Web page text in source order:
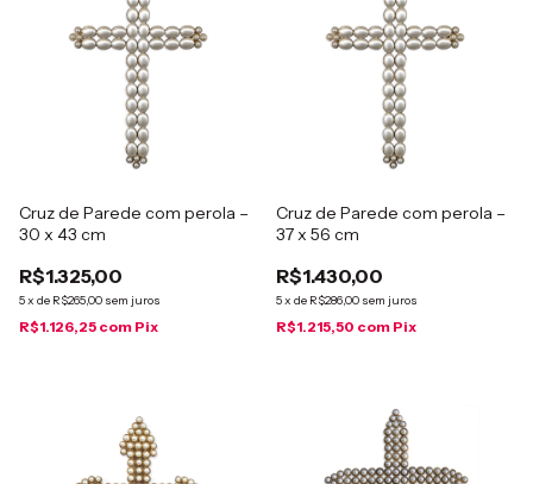
Cruz de Parede com perola –
30 x 43 cm
R$1.325,00
5x de R$265,00 sem juros
R$1.126,25 com Pix
Cruz de Parede com perola –
37 x 56 cm
R$1.430,00
5x de R$286,00 sem juros
R$1.215,50 com Pix